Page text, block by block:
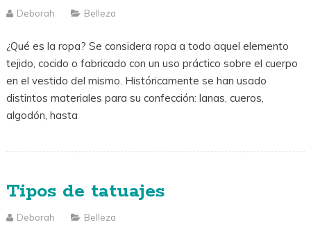
Deborah Belleza
¿Qué es la ropa? Se considera ropa a todo aquel elemento
tejido, cocido o fabricado con un uso práctico sobre el cuerpo
en el vestido del mismo. Históricamente se han usado
distintos materiales para su confección: lanas, cueros,
algodón, hasta
Tipos de tatuajes
Deborah Belleza